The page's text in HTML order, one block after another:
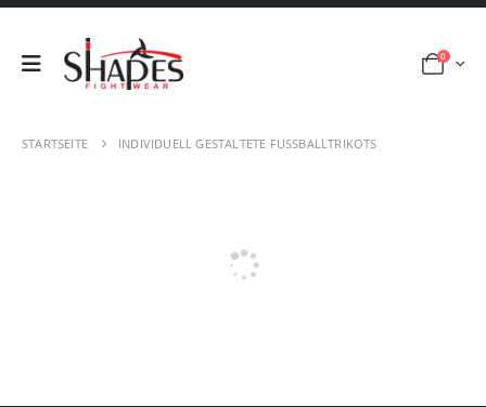
0
STARTSEITE INDIVIDUELL GESTALTETE FUSSBALLTRIKOTS